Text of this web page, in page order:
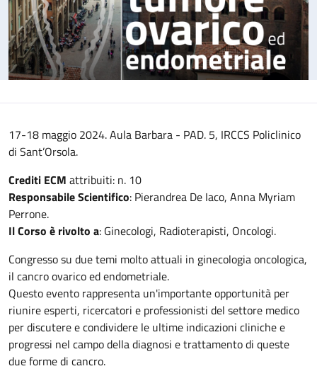
17-18 maggio 2024. Aula Barbara - PAD. 5, IRCCS Policlinico
di Sant’Orsola.
Crediti ECM attribuiti: n. 10
Responsabile Scientifico: Pierandrea De Iaco, Anna Myriam
Perrone.
Il Corso è rivolto a: Ginecologi, Radioterapisti, Oncologi.
Congresso su due temi molto attuali in ginecologia oncologica,
il cancro ovarico ed endometriale.
Questo evento rappresenta un'importante opportunità per
riunire esperti, ricercatori e professionisti del settore medico
per discutere e condividere le ultime indicazioni cliniche e
progressi nel campo della diagnosi e trattamento di queste
due forme di cancro.